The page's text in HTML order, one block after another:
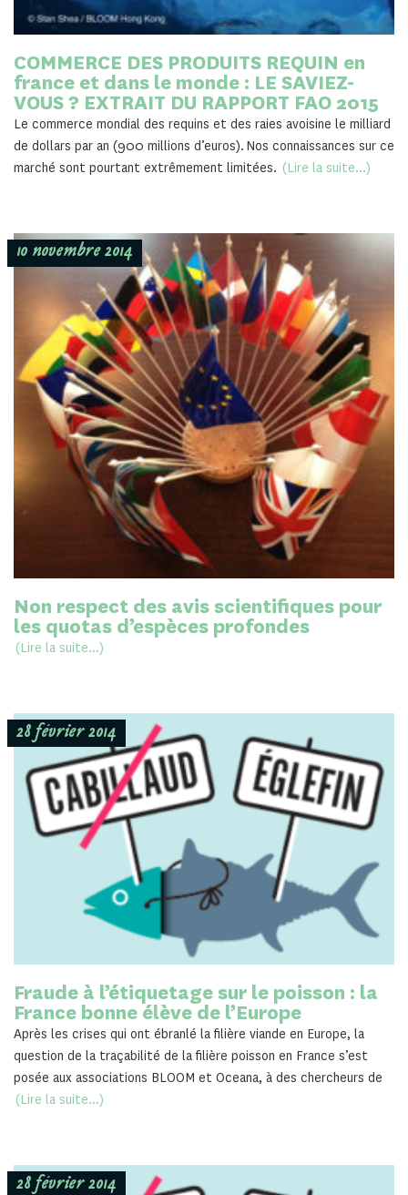
COMMERCE DES PRODUITS REQUIN en
france et dans le monde : LE SAVIEZ-
VOUS ? EXTRAIT DU RAPPORT FAO 2015
Le commerce mondial des requins et des raies avoisine le milliard
de dollars par an (900 millions d’euros). Nos connaissances sur ce
marché sont pourtant extrêmement limitées. (Lire la suite...)
10 novembre 2014
Non respect des avis scientifiques pour
les quotas d’espèces profondes
(Lire la suite...)
28 février 2014
Fraude à l’étiquetage sur le poisson : la
France bonne élève de l’Europe
Après les crises qui ont ébranlé la filière viande en Europe, la
question de la traçabilité de la filière poisson en France s’est
posée aux associations BLOOM et Oceana, à des chercheurs de
(Lire la suite...)
28 février 2014